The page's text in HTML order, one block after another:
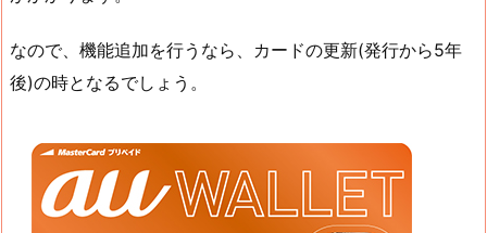
なので、機能追加を行うなら、カードの更新(発行から5年
後)の時となるでしょう。